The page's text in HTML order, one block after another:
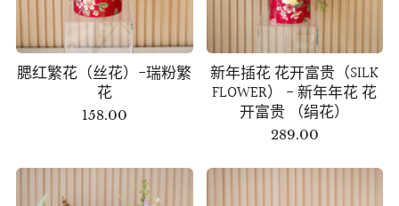
腮红繁花（丝花）-瑞粉繁
花
158.00
新年插花 花开富贵（SILK
FLOWER） - 新年年花 花
开富贵 （绢花）
289.00